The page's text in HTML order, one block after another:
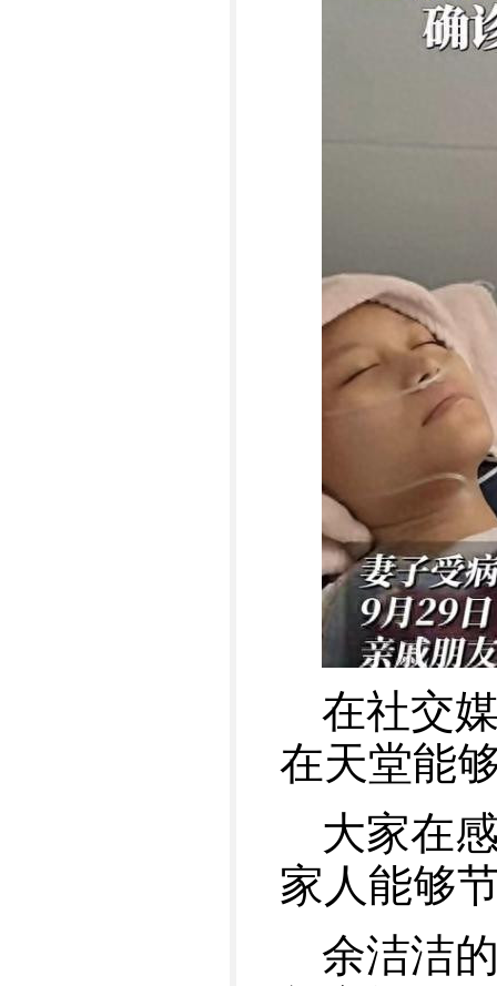
在社交
在天堂能
大家在
家人能够
余洁洁